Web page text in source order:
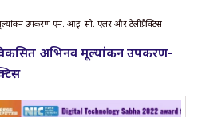
उपकरण-एन. आई. सी. एलर और टेलीप्रैक्टिस
अभिनव मूल्यांकन उपकरण-